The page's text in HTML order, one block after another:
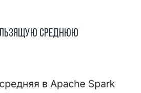
среднюю